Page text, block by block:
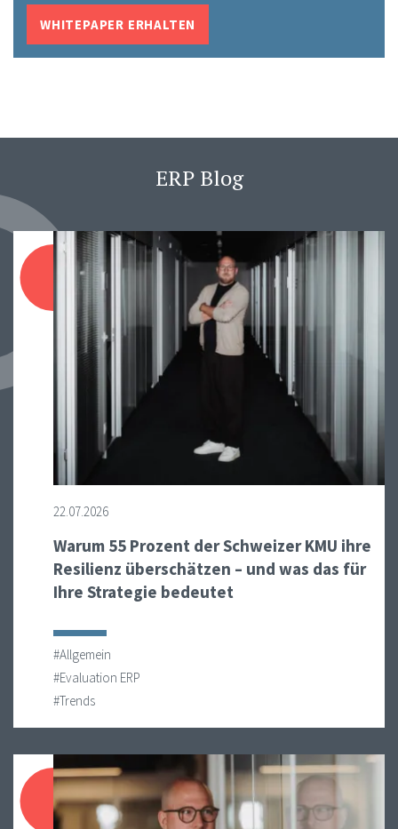
WHITEPAPER ERHALTEN
ERP Blog
22.07.2026
Warum 55 Prozent der Schweizer KMU ihre
Resilienz überschätzen – und was das für
Ihre Strategie bedeutet
#Allgemein
#Evaluation ERP
#Trends